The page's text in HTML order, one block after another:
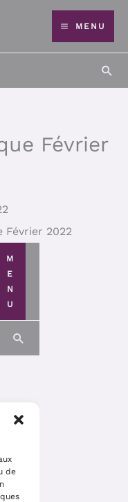
MENU
Février
Février 2022​